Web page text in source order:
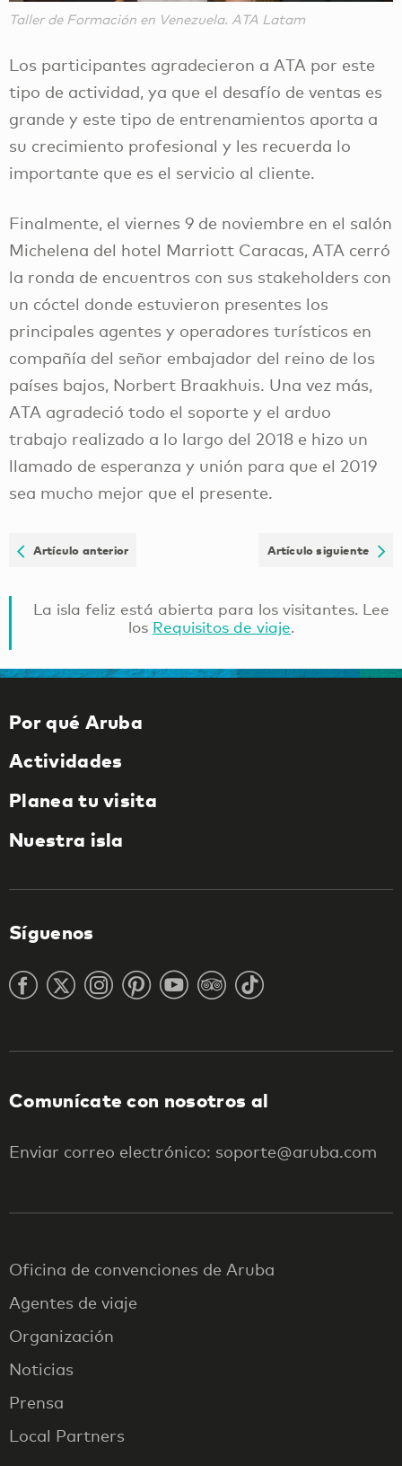
Taller de Formación en Venezuela. ATA Latam
Los participantes agradecieron a ATA por este
tipo de actividad, ya que el desafío de ventas es
grande y este tipo de entrenamientos aporta a
su crecimiento profesional y les recuerda lo
importante que es el servicio al cliente.
Finalmente, el viernes 9 de noviembre en el salón
Michelena del hotel Marriott Caracas, ATA cerró
la ronda de encuentros con sus stakeholders con
un cóctel donde estuvieron presentes los
principales agentes y operadores turísticos en
compañía del señor embajador del reino de los
países bajos, Norbert Braakhuis. Una vez más,
ATA agradeció todo el soporte y el arduo
trabajo realizado a lo largo del 2018 e hizo un
llamado de esperanza y unión para que el 2019
sea mucho mejor que el presente.
Artículo anterior Artículo siguiente
La isla feliz está abierta para los visitantes. Lee
los Requisitos de viaje.
Por qué Aruba
Actividades
Planea tu visita
Nuestra isla
Síguenos
Comunícate con nosotros al
Enviar correo electrónico: soporte@aruba.com
Oficina de convenciones de Aruba
Agentes de viaje
Organización
Noticias
Prensa
Local Partners